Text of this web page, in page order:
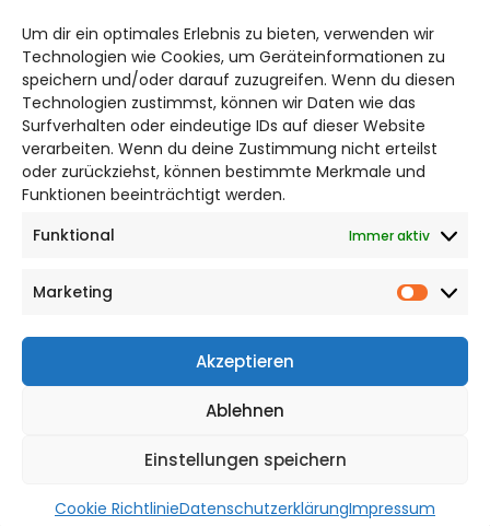
Um dir ein optimales Erlebnis zu bieten, verwenden wir
Technologien wie Cookies, um Geräteinformationen zu
speichern und/oder darauf zuzugreifen. Wenn du diesen
Technologien zustimmst, können wir Daten wie das
Surfverhalten oder eindeutige IDs auf dieser Website
verarbeiten. Wenn du deine Zustimmung nicht erteilst
oder zurückziehst, können bestimmte Merkmale und
Funktionen beeinträchtigt werden.
Funktional
Immer aktiv
Marketing
Akzeptieren
Ablehnen
Einstellungen speichern
Cookie RichtlinieDatenschutzerklärungImpressum
Bruchtorwall 12
38100 Braunschweig
Telefon: 0531 387220 – 65
DAS STADTMAGAZIN FÜR
BRAUNSCHWEIG
Impressum
Cookie Richtlinie
CITYLIFE! BEI FACEBOOK
WordPress Theme |Viralby HashThemes